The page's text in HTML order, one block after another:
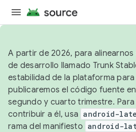
A partir de 2026, para
de desarrollo llamado Trunk
estabilidad de la plataforma
publicaremos el código fuente en
segundo y cuarto trimestre. Para
contribuir a él, usa android-
rama del manifiesto android-